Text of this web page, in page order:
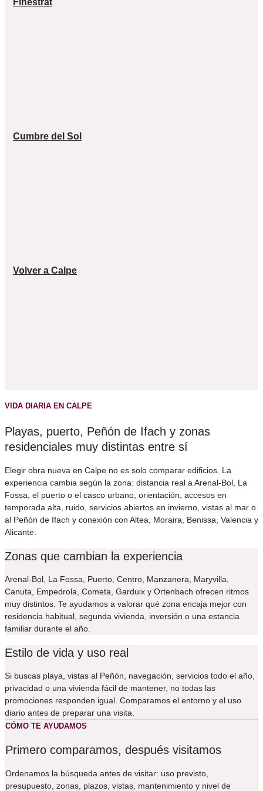
Finestrat
Cumbre del Sol
Volver a Calpe
VIDA DIARIA EN CALPE
Playas, puerto, Peñón de Ifach y zonas
residenciales muy distintas entre sí
Elegir obra nueva en Calpe no es solo comparar edificios. La
experiencia cambia según la zona: distancia real a Arenal-Bol, La
Fossa, el puerto o el casco urbano, orientación, accesos en
temporada alta, ruido, servicios abiertos en invierno, vistas al mar o
al Peñón de Ifach y conexión con Altea, Moraira, Benissa, Valencia y
Alicante.
Zonas que cambian la experiencia
Arenal-Bol, La Fossa, Puerto, Centro, Manzanera, Maryvilla,
Canuta, Empedrola, Cometa, Garduix y Ortenbach ofrecen ritmos
muy distintos. Te ayudamos a valorar qué zona encaja mejor con
residencia habitual, segunda vivienda, inversión o una estancia
familiar durante el año.
Estilo de vida y uso real
Si buscas playa, vistas al Peñón, navegación, servicios todo el año,
privacidad o una vivienda fácil de mantener, no todas las
promociones responden igual. Comparamos el entorno y el uso
diario antes de preparar una visita.
CÓMO TE AYUDAMOS
Primero comparamos, después visitamos
Ordenamos la búsqueda antes de visitar: uso previsto,
presupuesto, zonas, plazos, vistas, mantenimiento y nivel de